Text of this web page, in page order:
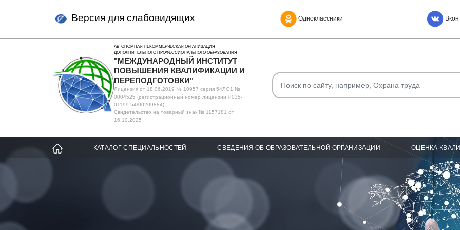
Версия для слабовидящих Одноклассники
АВТОНОМНАЯ НЕКОММЕРЧЕСКАЯ ОРГАНИЗАЦИЯ
ДОПОЛНИТЕЛЬНОГО ПРОФЕССИОНАЛЬНОГО ОБРАЗОВАНИЯ
"МЕЖДУНАРОДНЫЙ ИНСТИТУТ
ПОВЫШЕНИЯ КВАЛИФИКАЦИИ И
ПЕРЕПОДГОТОВКИ"
Лицензия от 18.06.2019 № 10957 серия 54ЛО1 №
0004525 (регистрационный номер лицензии Л035-
01199-54/00209884)
Свидетельство на товарный знак № 1157181 от
16.10.2025
КАТАЛОГ СПЕЦИАЛЬНОСТЕЙ СВЕДЕНИЯ ОБ ОБРАЗОВАТЕЛЬНОЙ ОРГАНИЗАЦИИ ОЦЕНКА